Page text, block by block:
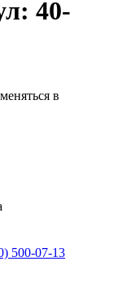
40-
в
500-07-13